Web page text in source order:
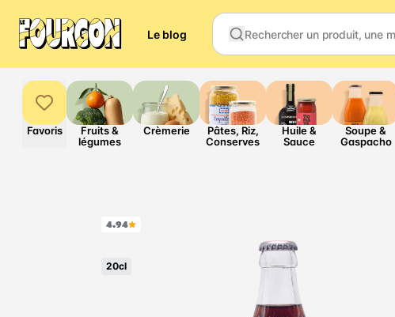
Le blog
Favoris
Fruits &
légumes
Crèmerie
Pâtes, Riz,
Conserves
Huile &
Sauce
Soupe &
Gaspacho
4.94
20cl